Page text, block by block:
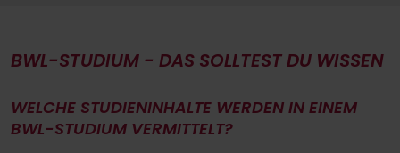
BWL-STUDIUM - DAS SOLLTEST DU WISSEN
WELCHE STUDIENINHALTE WERDEN IN EINEM
BWL-STUDIUM VERMITTELT?